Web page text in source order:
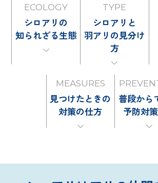
ECOLOGY
シロアリの
知られざる生態
TYPE
シロアリと
羽アリの見分け
方
MEASURES
見つけたときの
対策の仕方
普段から
予防対